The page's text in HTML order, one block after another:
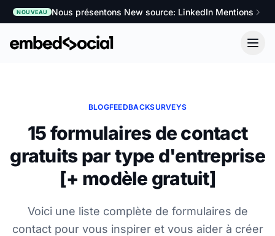
NOUVEAU Nous présentons New source: LinkedIn Mentions
BLOGFEEDBACKSURVEYS
15 formulaires de contact
gratuits par type d'entreprise
[+ modèle gratuit]
Voici une liste complète de formulaires de
contact pour vous inspirer et vous aider à créer